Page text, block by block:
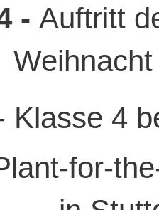
- Auftritt
4
for-